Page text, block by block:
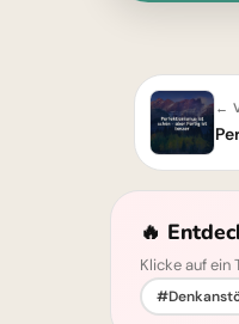
←
🔥
Klicke auf ein